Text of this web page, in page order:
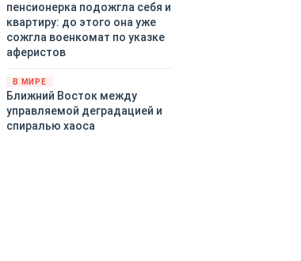
пенсионерка подожгла себя и
квартиру: до этого она уже
сожгла военкомат по указке
аферистов
В МИРЕ
Ближний Восток между
управляемой деградацией и
спиралью хаоса